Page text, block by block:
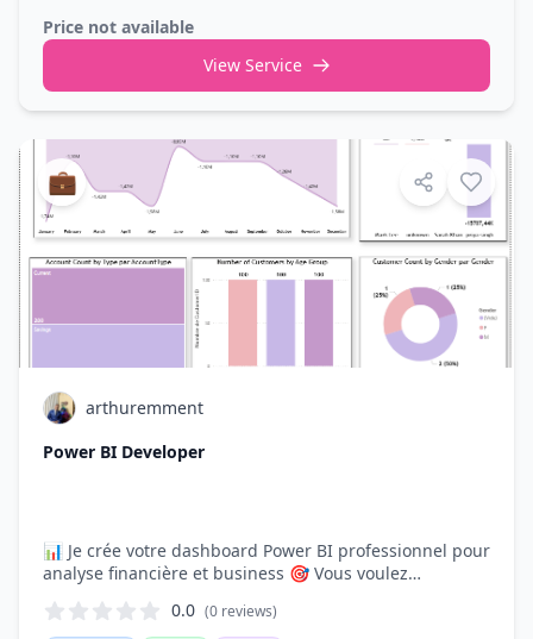
Price not available
View Service
💼
arthuremment
Power BI Developer
📊 Je crée votre dashboard Power BI professionnel pour
analyse financière et business 🎯 Vous voulez
décisions ? Je conçois pour v…
0.0 (0 reviews)